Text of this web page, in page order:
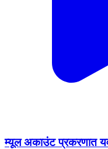
म्यूल अकाउंट प्रकरणात